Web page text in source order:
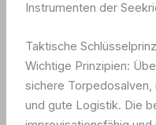
Instrumenten der
Taktische
Wichtige Prinzipien:
sichere Torpedosalven,
und gute Logistik. Die